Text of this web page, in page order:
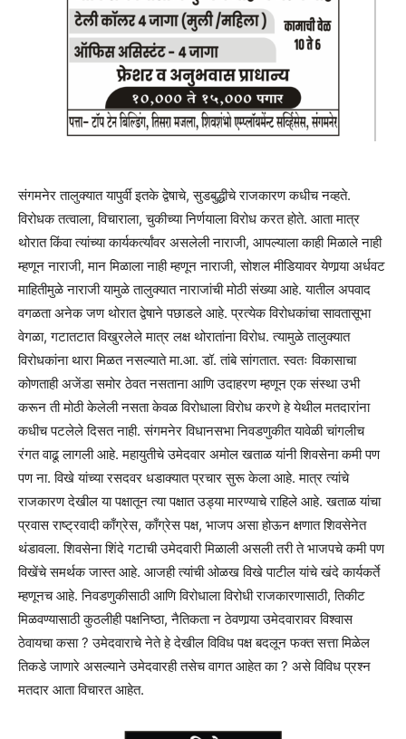
संगमनेर तालुक्यात यापुर्वी इतके द्वेषाचे, सुडबुद्धीचे राजकारण कधीच नव्हते.
विरोधक तत्वाला, विचाराला, चुकीच्या निर्णयाला विरोध करत होते. आता मात्र
थोरात किंवा त्यांच्या कार्यकर्त्यांवर असलेली नाराजी, आपल्याला काही मिळाले नाही
म्हणून नाराजी, मान मिळाला नाही म्हणून नाराजी, सोशल मीडियावर येणार्‍या अर्धवट
माहितीमुळे नाराजी यामुळे तालुक्यात नाराजांची मोठी संख्या आहे. यातील अपवाद
वगळता अनेक जण थोरात द्वेषाने पछाडले आहे. प्रत्येक विरोधकांचा सावतासूभा
वेगळा, गटातटात विखुरलेले मात्र लक्ष थोरातांना विरोध. त्यामुळे तालुक्यात
विरोधकांना थारा मिळत नसल्याते मा.आ. डॉ. तांबे सांगतात. स्वतः विकासाचा
कोणताही अजेंडा समोर ठेवत नसताना आणि उदाहरण म्हणून एक संस्था उभी
करून ती मोठी केलेली नसता केवळ विरोधाला विरोध करणे हे येथील मतदारांना
कधीच पटलेले दिसत नाही. संगमनेर विधानसभा निवडणुकीत यावेळी चांगलीच
रंगत वाढू लागली आहे. महायुतीचे उमेदवार अमोल खताळ यांनी शिवसेना कमी पण
पण ना. विखे यांच्या रसदवर धडाक्यात प्रचार सुरू केला आहे. मात्र त्यांचे
राजकारण देखील या पक्षातून त्या पक्षात उड्या मारण्याचे राहिले आहे. खताळ यांचा
प्रवास राष्ट्रवादी काँग्रेस, काँग्रेस पक्ष, भाजप असा होऊन क्षणात शिवसेनेत
थंडावला. शिवसेना शिंदे गटाची उमेदवारी मिळाली असली तरी ते भाजपचे कमी पण
विखेंचे समर्थक जास्त आहे. आजही त्यांची ओळख विखे पाटील यांचे खंदे कार्यकर्ते
म्हणूनच आहे. निवडणुकीसाठी आणि विरोधाला विरोधी राजकारणासाठी, तिकीट
मिळवण्यासाठी कुठलीही पक्षनिष्ठा, नैतिकता न ठेवणार्‍या उमेदवारावर विश्‍वास
ठेवायचा कसा ? उमेदवाराचे नेते हे देखील विविध पक्ष बदलून फक्त सत्ता मिळेल
तिकडे जाणारे असल्याने उमेदवारही तसेच वागत आहेत का ? असे विविध प्रश्‍न
मतदार आता विचारत आहेत.